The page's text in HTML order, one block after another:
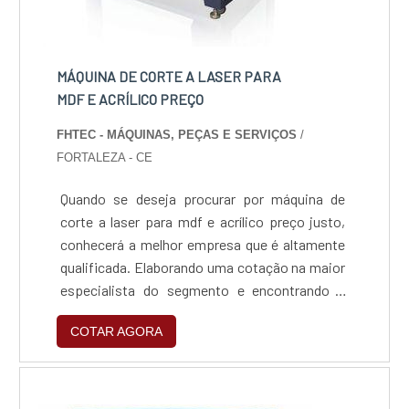
MÁQUINA DE CORTE A LASER PARA
MDF E ACRÍLICO PREÇO
FHTEC - MÁQUINAS, PEÇAS E SERVIÇOS/
FORTALEZA - CE
Quando se deseja procurar por máquina de
corte a laser para mdf e acrílico preço justo,
conhecerá a melhor empresa que é altamente
qualificada. Elaborando uma cotação na maior
especialista do segmento e encontrando a
sofisticação, qualidade e preço justo em um
só lugar.Quando o assunto é máquina de corte
a laser para mdf e acrílico preço acessível, com
COTAR AGORA